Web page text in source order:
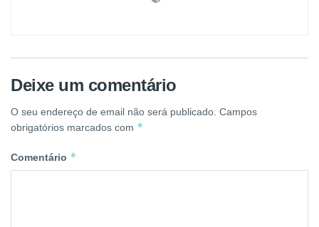
Deixe um comentário
O seu endereço de email não será publicado. Campos
obrigatórios marcados com *
Comentário *